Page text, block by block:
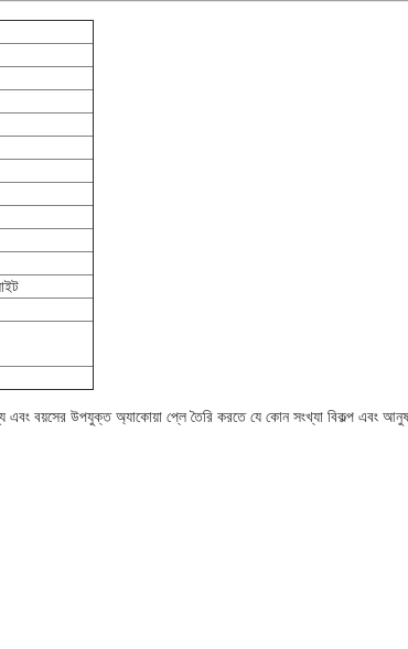
এবং বয়সের উপযুক্ত অ্যাকোয়া প্লে তৈরি করতে যে কোন সংখ্যা বিকল্প